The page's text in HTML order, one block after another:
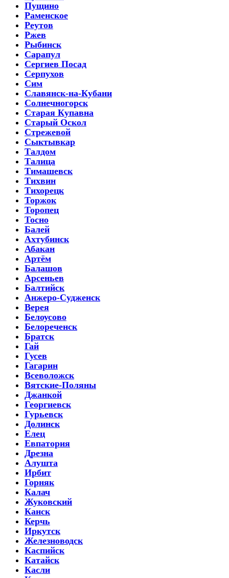
Пущино
Раменское
Реутов
Ржев
Рыбинск
Сарапул
Сергиев Посад
Серпухов
Сим
Славянск-на-Кубани
Солнечногорск
Старая Купавна
Старый Оскол
Стрежевой
Сыктывкар
Талдом
Талица
Тимашевск
Тихвин
Тихорецк
Торжок
Торопец
Тосно
Балей
Ахтубинск
Абакан
Артём
Балашов
Арсеньев
Балтийск
Анжеро-Судженск
Верея
Белоусово
Белореченск
Братск
Гай
Гусев
Гагарин
Всеволожск
Вятские-Поляны
Джанкой
Георгиевск
Гурьевск
Долинск
Елец
Евпатория
Дрезна
Алушта
Ирбит
Горняк
Калач
Жуковский
Канск
Керчь
Иркутск
Железноводск
Каспийск
Катайск
Касли